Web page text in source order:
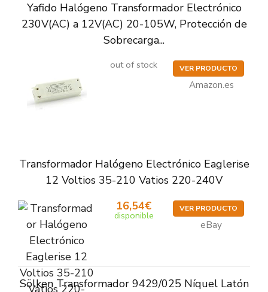
Yafido Halógeno Transformador Electrónico
230V(AC) a 12V(AC) 20-105W, Protección de
Sobrecarga...
out of stock VER PRODUCTO
Amazon.es
Transformador Halógeno Electrónico Eaglerise
12 Voltios 35-210 Vatios 220-240V
16,54€
disponible
VER PRODUCTO
eBay
Sölken Transformador 9429/025 Níquel Latón